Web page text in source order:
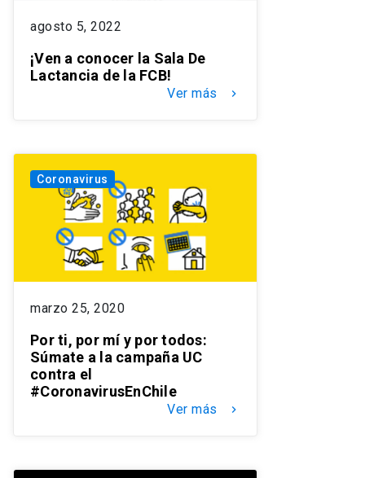
agosto 5, 2022
¡Ven a conocer la Sala De
Lactancia de la FCB!
Ver más keyboard_arrow_right
Coronavirus
marzo 25, 2020
Por ti, por mí y por todos:
Súmate a la campaña UC
contra el
#CoronavirusEnChile
Ver más keyboard_arrow_right